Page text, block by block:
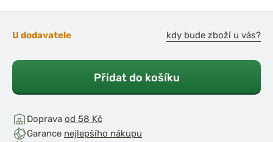
U dodavatele kdy bude zboží u vás?
Přidat do košíku
Doprava od 58 Kč
Garance nejlepšího nákupu